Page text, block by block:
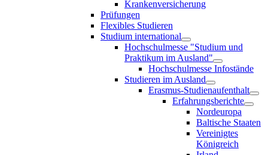
Krankenversicherung
Prüfungen
Flexibles Studieren
Studium international
Hochschulmesse "Studium und
Praktikum im Ausland"
Hochschulmesse Infostände
Studieren im Ausland
Erasmus-Studienaufenthalt
Erfahrungsberichte
Nordeuropa
Baltische Staaten
Vereinigtes
Königreich